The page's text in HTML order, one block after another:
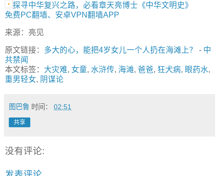
探寻中华复兴之路，必看章天亮博士《中华文明史》
免费PC翻墙、安卓VPN翻墙APP
来源：亮见
原文链接： 多大的心，能把4岁女儿一个人扔在海滩上？ - 中
共禁闻
本文标签： 大灾难, 女童, 水浒传, 海滩, 爸爸, 狂犬病, 眼药水,
重男轻女, 阴谋论
图巴鲁 时间： 02:51
共享
没有评论: